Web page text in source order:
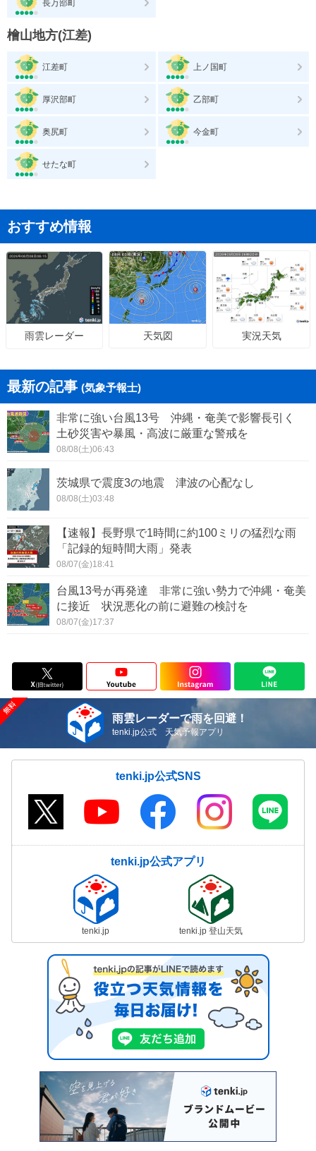
長万部町
檜山地方(江差)
江差町 上ノ国町
厚沢部町 乙部町
奥尻町 今金町
せたな町
おすすめ情報
雨雲レーダー 天気図 実況天気
最新の記事 (気象予報士)
非常に強い台風13号 沖縄・奄美で影響長引く
土砂災害や暴風・高波に厳重な警戒を
08/08(土)06:43
茨城県で震度3の地震 津波の心配なし
08/08(土)03:48
【速報】長野県で1時間に約100ミリの猛烈な雨
「記録的短時間大雨」発表
08/07(金)18:41
台風13号が再発達 非常に強い勢力で沖縄・奄美
に接近 状況悪化の前に避難の検討を
08/07(金)17:37
雨雲レーダーで雨を回避！
tenki.jp公式 天気予報アプリ
tenki.jp公式SNS
tenki.jp公式アプリ
tenki.jp tenki.jp 登山天気